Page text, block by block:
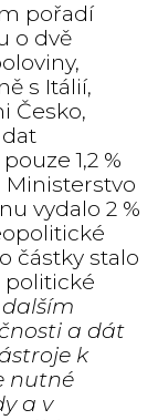
pořadí
o dvě
s Itálií,
Česko,
1,2 %
Ministerstvo
vydalo 2 %
částky stalo
a dát
k
nutné
a v